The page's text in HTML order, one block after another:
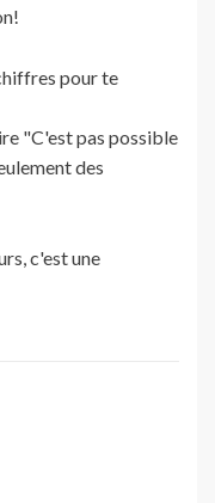
pour te
"C'est pas possible
des
c'est une